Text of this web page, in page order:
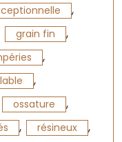
,
grain fin ,
,
,
ossature ,
, résineux ,